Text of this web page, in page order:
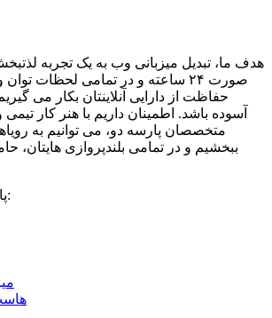
هدف ما، تبدیل میزبانی وب به یک تجربه
صورت ۲۴ ساعته و در تمامی لحظات
حفاظت از دارایی آنلاینتان بکار می
آسوده باشد. اطمینان داریم با هنر کار
متخصصان پارسه دو، می توانیم به
ببخشیم و در تمامی بلندپروازی هایتان،
پارسه دو را دنبال کنید: